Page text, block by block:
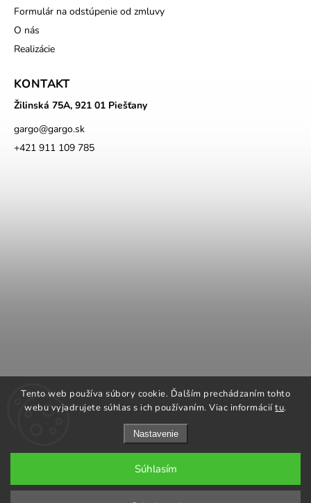
Tento web používa súbory cookie. Ďalším prechádzaním tohto
webu vyjadrujete súhlas s ich používaním. Viac informáciítu.
Nastavenie
Súhlasím
Formulár na odstúpenie od zmluvy
O nás
Realizácie
KONTAKT
Žilinská 75A, 921 01 Piešťany
gargo@gargo.sk
+421 911 109 785
ROMOTOP Kachle a vložky
NAPOLEON grily
Copyright 2026GARGO plus. Všetky práva vyhradené.